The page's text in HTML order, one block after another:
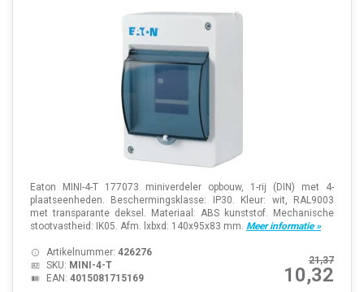
Eaton MINI-4-T 177073 miniverdeler opbouw, 1-rij (DIN) met 4-
plaatseenheden. Beschermingsklasse: IP30. Kleur: wit, RAL9003
met transparante deksel. Materiaal: ABS kunststof. Mechanische
stootvastheid: IK05. Afm. lxbxd: 140x95x83 mm. Meer informatie »
21,37
10,32
Artikelnummer: 426276
SKU: MINI-4-T
EAN: 4015081715169